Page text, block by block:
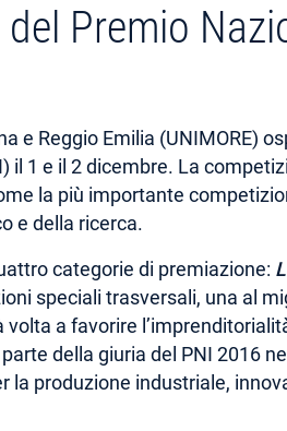
del Premio
e Reggio Emilia (UNIMORE)
il 1 e il 2 dicembre. La
la più importante
e della ricerca.
categorie di premiazione:
speciali trasversali, una al
volta a favorire
della giuria del PNI 2016
la produzione industriale,